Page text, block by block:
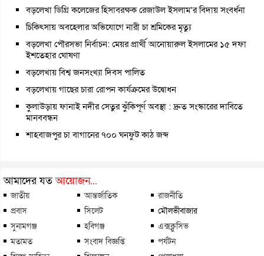
বড়লেখা ডিগ্রি কলেজের হিসাবরক্ষক রেজাউল ইসলাম’র বিদায় সংবর্ধনা
চিকিৎসায় অবহেলার অভিযোগে নারী চা শ্রমিকের মৃত্যু
বড়লেখা পৌরসভা নির্বাচন: মেয়র প্রার্থী আনোয়ারুল ইসলামের ১৫ দফা
ইশতেহার ঘোষণা
বড়লেখায় বিশ্ব জনসংখ্যা দিবস পালিত
বড়লেখায় গাছের চারা রোপন কার্যক্রমের উদ্বোধন
কুলাউড়ায় ফানাই নদীর সেতুর ঝুঁকিপূর্ণ অবস্থা : দ্রুত সংস্কারের দাবিতে
মানববন্ধন
শাহবাজপুর চা বাগানের ৭০০ ঘনফুট কাঠ জব্দ
আমাদের যতআয়োজন...
জাতীয় আন্তর্জাতিক
রাজনীতি
প্রবাস
সিলেট
মৌলভীবাজার
সুনামগঞ্জ
হবিগঞ্জ
এক্সক্লুসিভ
মতামত
সংবাদ বিজ্ঞপ্তি
পর্যটন